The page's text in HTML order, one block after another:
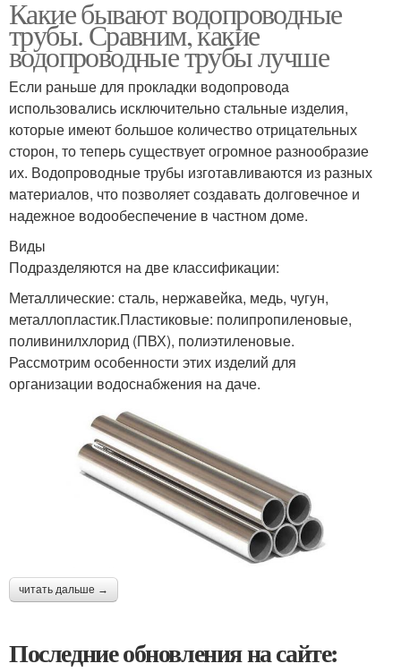
Какие бывают водопроводные
трубы. Сравним, какие
водопроводные трубы лучше
Если раньше для прокладки водопровода
использовались исключительно стальные изделия,
которые имеют большое количество отрицательных
сторон, то теперь существует огромное разнообразие
их. Водопроводные трубы изготавливаются из разных
материалов, что позволяет создавать долговечное и
надежное водообеспечение в частном доме.
Виды
Подразделяются на две классификации:
Металлические: сталь, нержавейка, медь, чугун,
металлопластик.Пластиковые: полипропиленовые,
поливинилхлорид (ПВХ), полиэтиленовые.
Рассмотрим особенности этих изделий для
организации водоснабжения на даче.
читать дальше →
Последние обновления на сайте: